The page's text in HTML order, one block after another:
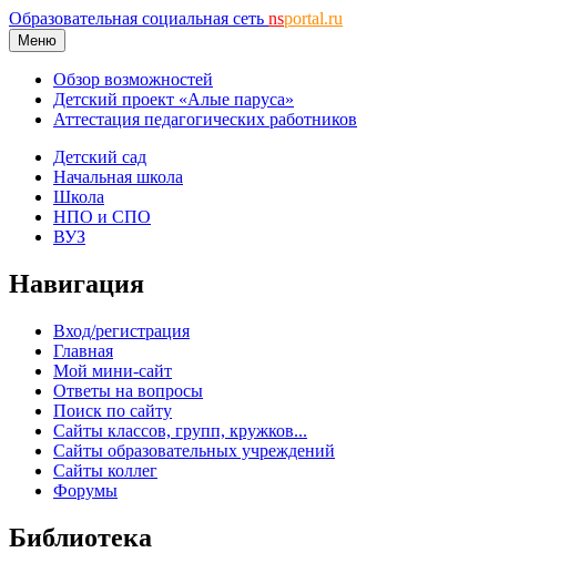
Образовательная социальная сеть nsportal.ru
Меню
Обзор возможностей
Детский проект «Алые паруса»
Аттестация педагогических работников
Детский сад
Начальная школа
Школа
НПО и СПО
ВУЗ
Навигация
Вход/регистрация
Главная
Мой мини-сайт
Ответы на вопросы
Поиск по сайту
Сайты классов, групп, кружков...
Сайты образовательных учреждений
Сайты коллег
Форумы
Библиотека